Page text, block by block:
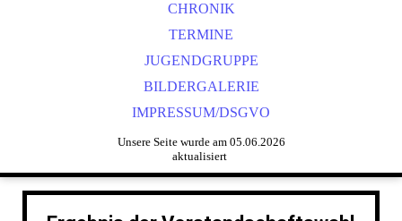
CHRONIK
TERMINE
JUGENDGRUPPE
BILDERGALERIE
IMPRESSUM/DSGVO
Unsere Seite wurde am 05.06.2026
aktualisiert